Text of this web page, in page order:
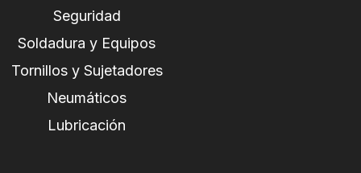
Seguridad
Soldadura y Equipos
Tornillos y Sujetadores
Neumáticos
Lubricación